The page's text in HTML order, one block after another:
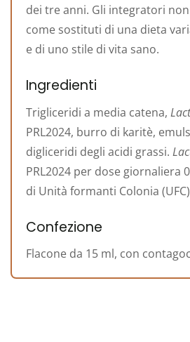
dei tre anni. Gli integratori
come sostituti di una dieta
e di uno stile di vita sano.
Ingredienti
Trigliceridi a media catena,
PRL2024, burro di karitè,
digliceridi degli acidi grassi.
PRL2024 per dose giornaliera
di Unità formanti Colonia
Confezione
Flacone da 15 ml, con